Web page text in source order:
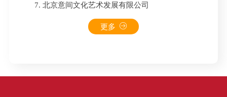
7. 北京意间文化艺术发展有限公司
更多